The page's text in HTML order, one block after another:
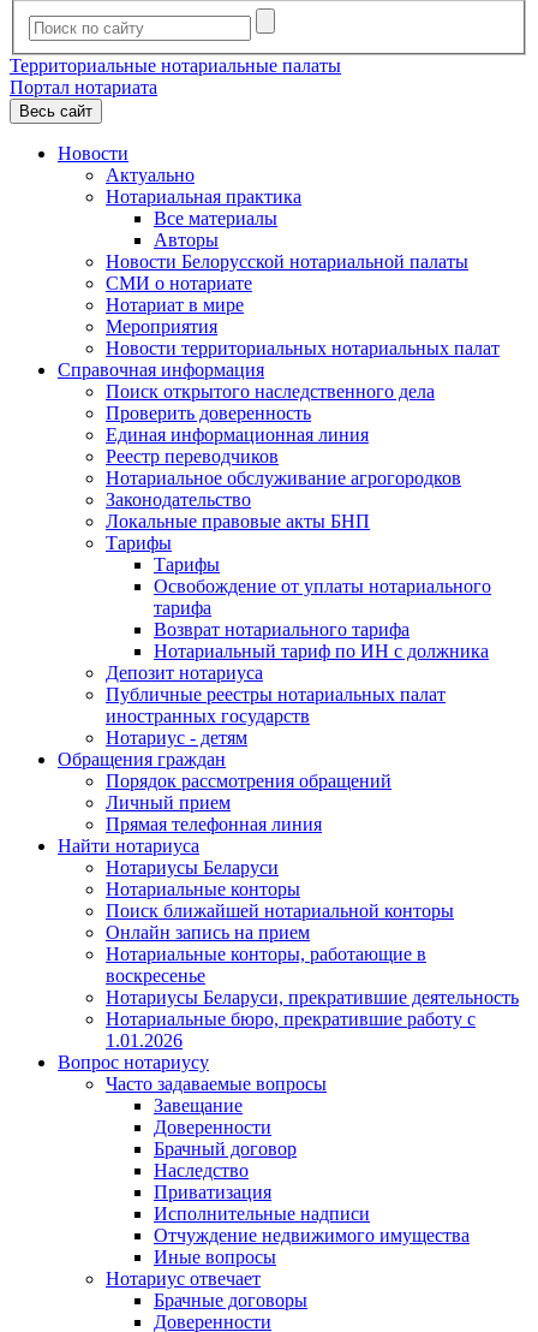
Территориальные нотариальные палаты
Портал нотариата
Весь сайт
Новости
Актуально
Нотариальная практика
Все материалы
Авторы
Новости Белорусской нотариальной палаты
СМИ о нотариате
Нотариат в мире
Мероприятия
Новости территориальных нотариальных палат
Справочная информация
Поиск открытого наследственного дела
Проверить доверенность
Единая информационная линия
Реестр переводчиков
Нотариальное обслуживание агрогородков
Законодательство
Локальные правовые акты БНП
Тарифы
Тарифы
Освобождение от уплаты нотариального
тарифа
Возврат нотариального тарифа
Нотариальный тариф по ИН с должника
Депозит нотариуса
Публичные реестры нотариальных палат
иностранных государств
Нотариус - детям
Обращения граждан
Порядок рассмотрения обращений
Личный прием
Прямая телефонная линия
Найти нотариуса
Нотариусы Беларуси
Нотариальные конторы
Поиск ближайшей нотариальной конторы
Онлайн запись на прием
Нотариальные конторы, работающие в
воскресенье
Нотариусы Беларуси, прекратившие деятельность
Нотариальные бюро, прекратившие работу с
1.01.2026
Вопрос нотариусу
Часто задаваемые вопросы
Завещание
Доверенности
Брачный договор
Наследство
Приватизация
Исполнительные надписи
Отчуждение недвижимого имущества
Иные вопросы
Нотариус отвечает
Брачные договоры
Доверенности